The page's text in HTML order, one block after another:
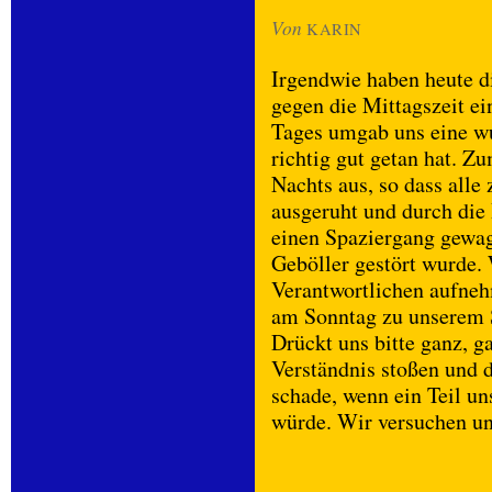
Von KARIN
Irgendwie haben heute
gegen die Mittagszeit
Tages umgab uns eine
richtig gut getan hat.
Nachts aus, so dass
ausgeruht und durch
einen Spaziergang
Geböller gestört
Verantwortlichen
am Sonntag zu
Drückt uns bitte ganz,
Verständnis stoßen und
schade, wenn ein Teil
würde. Wir versuchen